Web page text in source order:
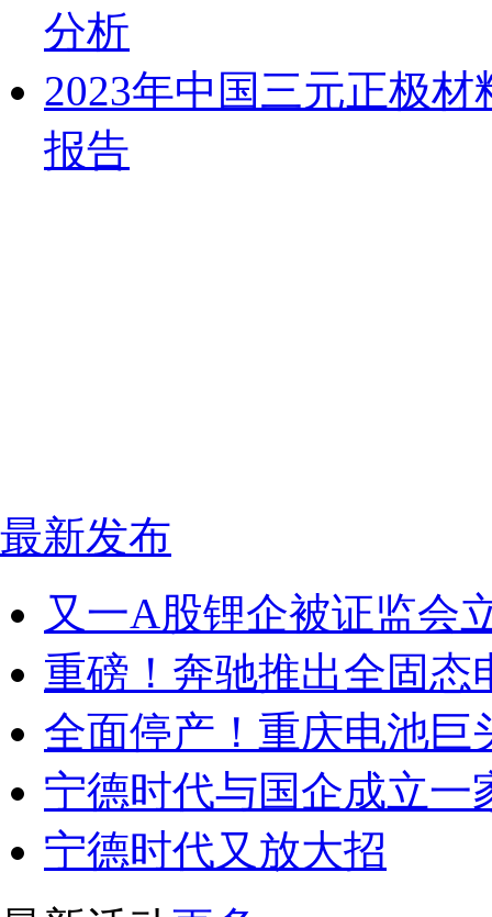
分析
2023年中国三元正极
报告
最新发布
又一A股锂企被证监会
重磅！奔驰推出全固态
全面停产！重庆电池巨
宁德时代与国企成立一
宁德时代又放大招